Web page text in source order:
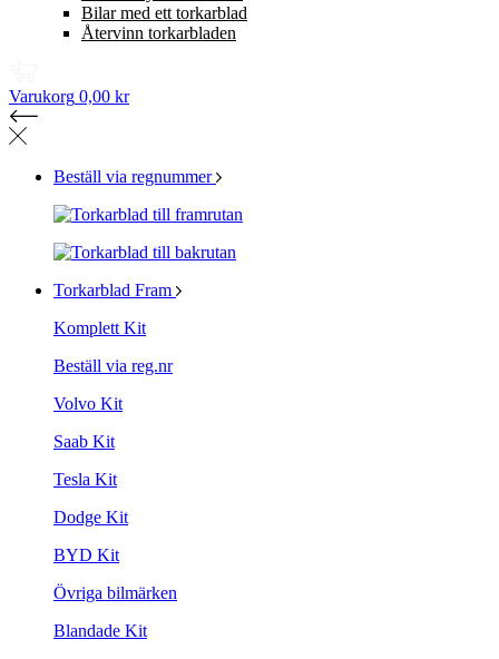
Bilar med ett torkarblad
Återvinn torkarbladen
Varukorg 0,00 kr
Beställ via regnummer
Torkarblad Fram
Komplett Kit
Beställ via reg.nr
Volvo Kit
Saab Kit
Tesla Kit
Dodge Kit
BYD Kit
Övriga bilmärken
Blandade Kit